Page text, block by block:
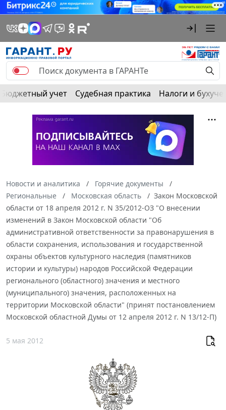
Бюджетный учет Судебная практика Налоги и
Новости и аналитика
Горячие документы
Региональные
Московская область
Закон Московской
области от 18 апреля 2012 г. N 35/2012-ОЗ "О внесении
изменений в Закон Московской области "Об
административной ответственности за правонарушения в
области сохранения, использования и государственной
охраны объектов культурного наследия (памятников
истории и культуры) народов Российской Федерации
регионального (областного) значения и местного
(муниципального) значения, расположенных на
территории Московской области" (принят постановлением
Московской областной Думы от 12 апреля 2012 г. N 13/12-П)
5 мая 2012